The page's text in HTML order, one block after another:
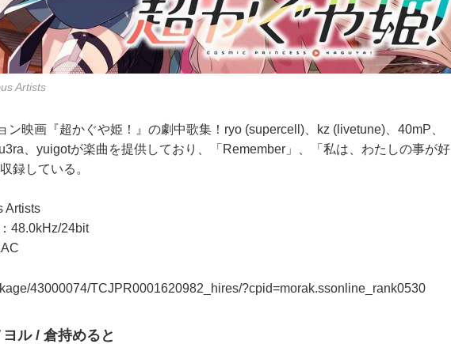
Artists
ン映画『超かぐや姫！』の劇中歌集！ryo (supercell)、kz (livetune)、40mP、
、yuigotが楽曲を提供しており、「Remember」、「私は、わたしの事が好
録している。
Artists
48.0kHz/24bit
43000074/TCJPR0001620982_hires/?cpid=morak.ssonline_rank0530
ル / 倉持めると